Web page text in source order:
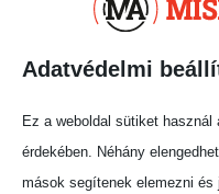
gyűjtőládába
kutyafelszereléseket
segítsék a menhelyi
Fotó: minap.hu
Adatvédelmi
Ez a weboldal sütiket
érdekében. Néhány
mások segítenek elemezni és